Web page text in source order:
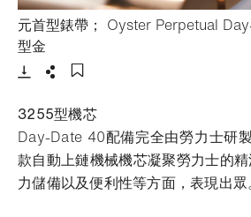
元首型錶帶； Oyster Perpetual
型金
3255型機芯
Day-Date 40配備完全由勞力士研
款自動上鏈機械機芯凝聚勞力士的
力儲備以及便利性等方面，表現出眾。